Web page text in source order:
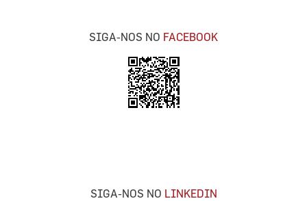
SIGA-NOS NO FACEBOOK
SIGA-NOS NO LINKEDIN